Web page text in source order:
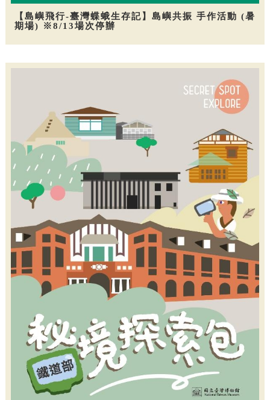
【島嶼飛行-臺灣蝶蛾生存記】島嶼共振 手作活動 (暑
期場) ※8/13場次停辦